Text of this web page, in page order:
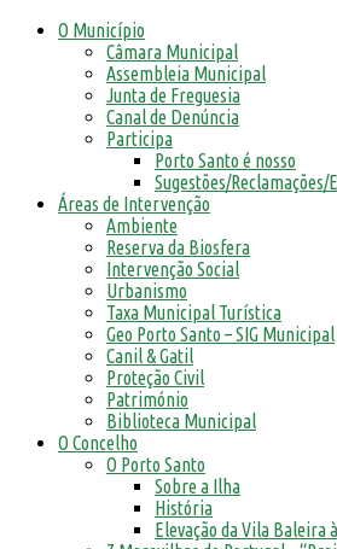
O Município
Câmara Municipal
Assembleia Municipal
Junta de Freguesia
Canal de Denúncia
Participa
Porto Santo é nosso
Sugestões/Reclamações/
Áreas de Intervenção
Ambiente
Reserva da Biosfera
Intervenção Social
Urbanismo
Taxa Municipal Turística
Geo Porto Santo – SIG Municipal
Canil & Gatil
Proteção Civil
Património
Biblioteca Municipal
O Concelho
O Porto Santo
Sobre a Ilha
História
Elevação da Vila Baleira